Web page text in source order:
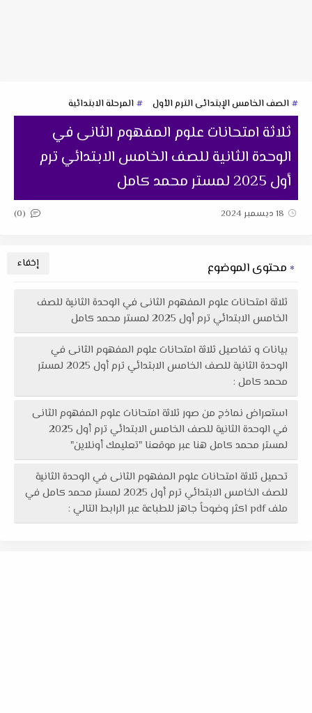
الصف الخامس الإبتدائى الترم الأول المرحلة الابتدائية
ثلاثة امتحانات علوم المفهوم الثانى في
الوحدة الثانية للصف الخامس الابتدائي ترم
أول 2025 لمستر محمد كامل
18 ديسمبر 2024 (0)
محتوى الموضوع
ثلاثة امتحانات علوم المفهوم الثانى في الوحدة الثانية للصف
الخامس الابتدائي ترم أول 2025 لمستر محمد كامل
بيانات و تفاصيل ثلاثة امتحانات علوم المفهوم الثانى في
الوحدة الثانية للصف الخامس الابتدائي ترم أول 2025 لمستر
محمد كامل :
استعراض نماذج من صور ثلاثة امتحانات علوم المفهوم الثانى
في الوحدة الثانية للصف الخامس الابتدائي ترم أول 2025
لمستر محمد كامل هنا عبر موقعنا "تعليمك أونلاين"
تحميل ثلاثة امتحانات علوم المفهوم الثانى في الوحدة الثانية
للصف الخامس الابتدائي ترم أول 2025 لمستر محمد كامل في
ملف pdf اكثر وضوحاً جاهز للطباعة عبر الرابط التالي :